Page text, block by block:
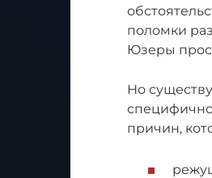
поломки
Юзеры
Но
причин,